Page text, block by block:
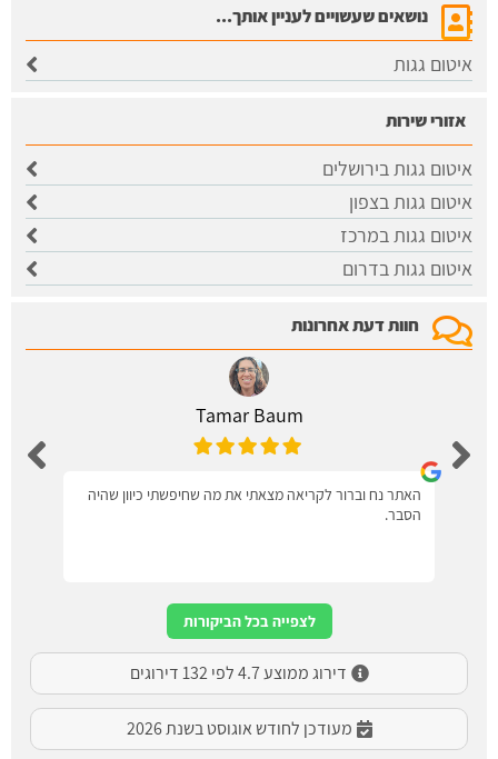
נושאים שעשויים לעניין אותך...
איטום גגות
אזורי שירות
איטום גגות בירושלים
​איטום גגות בצפון
איטום גגות במרכז
איטום גגות בדרום
חוות דעת אחרונות
Tamar Baum
האתר נח וברור לקריאה מצאתי את מה שחיפשתי כיוון שהיה
הסבר.
לצפייה בכל הביקורות
דירוג ממוצע 4.7 לפי 132 דירוגים
מעודכן לחודש אוגוסט בשנת 2026